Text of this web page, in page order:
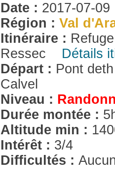
Date : 2017-07-09
Région : Val
Itinéraire :
Ressec Détails
Départ : Pont
Calvel
Niveau :
Durée montée :
Altitude min :
Intérêt : 3/4
Difficultés :